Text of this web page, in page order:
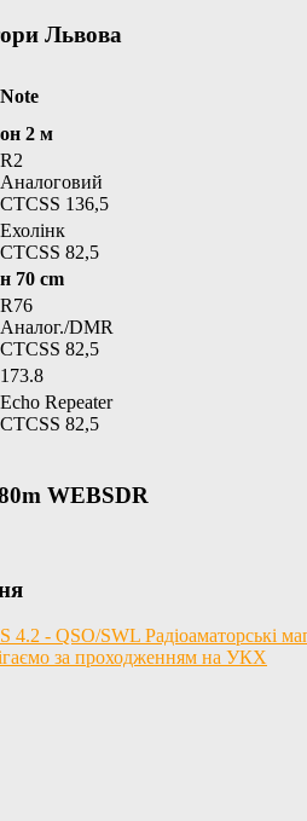
Львова
Note
2 м
R2
Аналоговий
CTCSS 136,5
Ехолінк
CTCSS 82,5
70 cm
R76
Аналог./DMR
CTCSS 82,5
173.8
Echo Repeater
CTCSS 82,5
WEBSDR
4.2 - QSO/SWL Радіоаматорські
за проходженням на УКХ